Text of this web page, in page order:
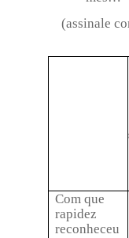
(assinale
Com que
rapidez
reconheceu